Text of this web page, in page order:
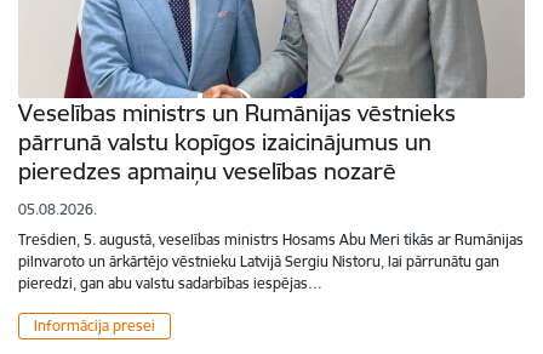
Veselības ministrs un Rumānijas vēstnieks
pārrunā valstu kopīgos izaicinājumus un
pieredzes apmaiņu veselības nozarē
05.08.2026.
Trešdien, 5. augustā, veselības ministrs Hosams Abu Meri tikās ar Rumānijas
pilnvaroto un ārkārtējo vēstnieku Latvijā Sergiu Nistoru, lai pārrunātu gan
pieredzi, gan abu valstu sadarbības iespējas…
Informācija presei